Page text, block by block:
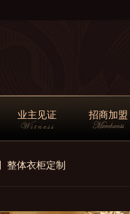
业主见证 招商加盟
整体衣柜定制